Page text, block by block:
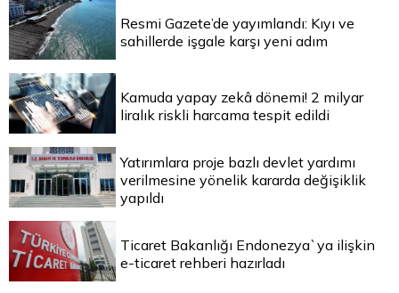
Resmi Gazete’de yayımlandı: Kıyı ve
sahillerde işgale karşı yeni adım
Kamuda yapay zekâ dönemi! 2 milyar
liralık riskli harcama tespit edildi
Yatırımlara proje bazlı devlet yardımı
verilmesine yönelik kararda değişiklik
yapıldı
Ticaret Bakanlığı Endonezya`ya ilişkin
e-ticaret rehberi hazırladı